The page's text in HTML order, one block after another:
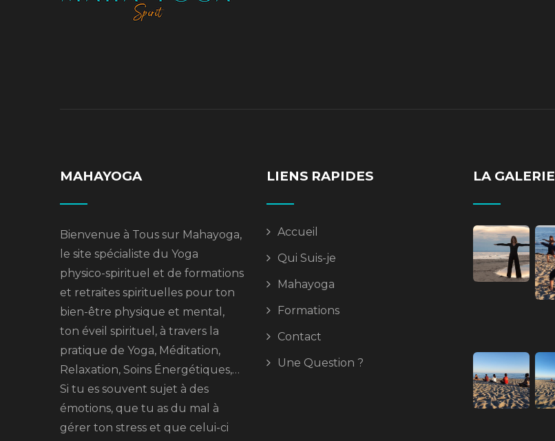
MAHAYOGA
Bienvenue à Tous sur Mahayoga,
le site spécialiste du Yoga
physico-spirituel et de formations
et retraites spirituelles pour ton
bien-être physique et mental,
ton éveil spirituel, à travers la
pratique de Yoga, Méditation,
Relaxation, Soins Énergétiques,…
Si tu es souvent sujet à des
émotions, que tu as du mal à
gérer ton stress et que celui-ci
LIENS RAPIDES
Accueil
Qui Suis-je
Mahayoga
Formations
Contact
Une Question ?
LA GALERIE